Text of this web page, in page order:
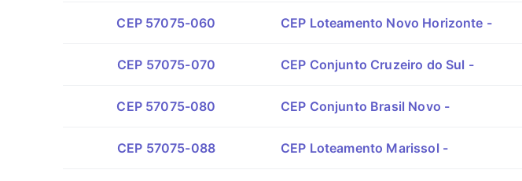
CEP 57075-060 CEP Loteamento Novo Horizonte -
CEP 57075-070 CEP Conjunto Cruzeiro do Sul -
CEP 57075-080 CEP Conjunto Brasil Novo -
CEP 57075-088 CEP Loteamento Marissol -